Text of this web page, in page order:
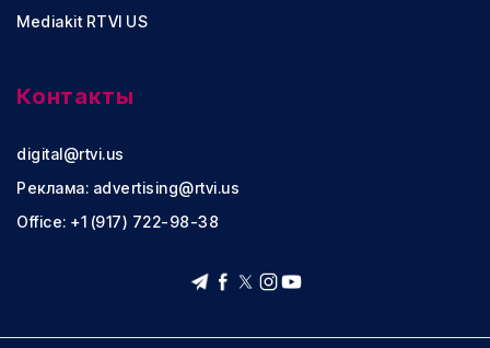
Mediakit RTVI US
Контакты
digital@rtvi.us
Реклама: advertising@rtvi.us
Office: +1 (917) 722-98-38